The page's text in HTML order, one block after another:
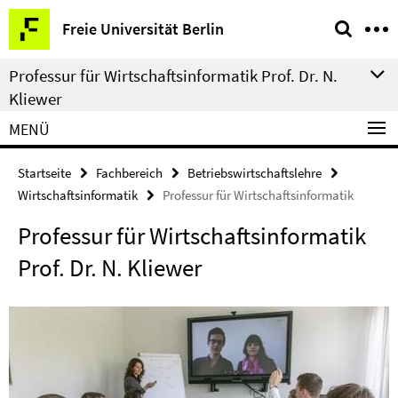
Springe
direkt
zu
Inhalt
Freie Universität Berlin
Service-
Navigation
Professur für Wirtschaftsinformatik Prof. Dr. N.
Kliewer
MENÜ
Startseite Fachbereich
Betriebswirtschaftslehre
Wirtschaftsinformatik
Professur für Wirtschaftsinformatik
Professur für Wirtschaftsinformatik
Prof. Dr. N. Kliewer